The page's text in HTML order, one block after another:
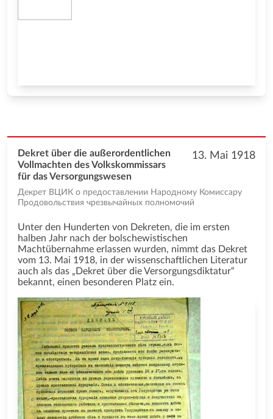
13. Mai 1918
Dekret über die außerordentlichen
Vollmachten des Volkskommissars
für das Versorgungswesen
Декрет ВЦИК о предоставлении Народному Комиссару
Продовольствия чрезвычайных полномочий
Unter den Hunderten von Dekreten, die im ersten
halben Jahr nach der bolschewistischen
Machtübernahme erlassen wurden, nimmt das Dekret
vom 13. Mai 1918, in der wissenschaftlichen Literatur
auch als das „Dekret über die Versorgungsdiktatur“
bekannt, einen besonderen Platz ein.